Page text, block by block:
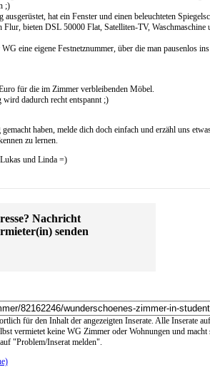
;)
hat ein Fenster und einen beleuchteten
bieten DSL 50000 Flat, Satelliten-TV, Waschmaschine
eine eigene Festnetznummer, über die man pausenlos
für die im Zimmer verbleibenden Möbel.
dadurch recht entspannt ;)
haben, melde dich doch einfach und erzähl uns
zu lernen.
und Linda =)
Nachricht
senden
für den Inhalt der angezeigten Inserate. Alle Inserate
vermietet keine WG Zimmer oder Wohnungen und
"Problem/Inserat melden".